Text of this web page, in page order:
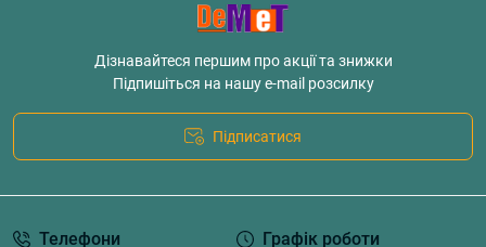
Дізнавайтеся першим про акції та знижки
Підпишіться на нашу e-mail розсилку
Підписатися
Телефони Графік роботи